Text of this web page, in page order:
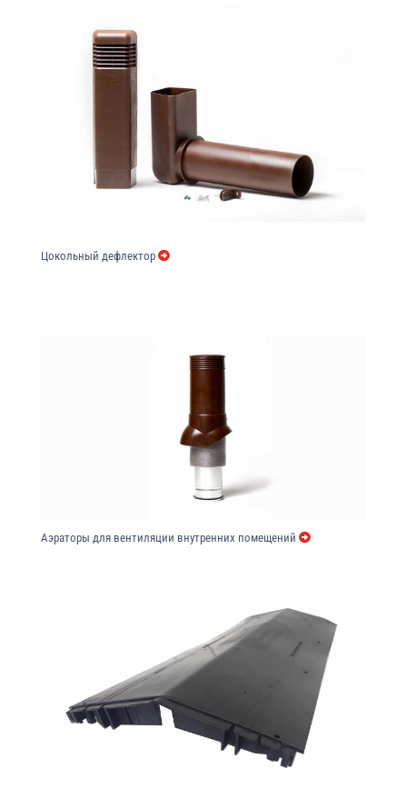
Цокольный дефлектор
Аэраторы для вентиляции внутренних помещений